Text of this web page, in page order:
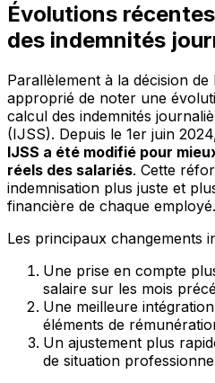
Évolutions
des indemnités
Parallèlement à la décision
approprié de noter une
calcul des indemnités
(IJSS). Depuis le 1er juin
IJSS a été modifié pour
réels des salariés. Cette
indemnisation plus juste et
financière de chaque employé.
Les principaux changements
Une prise en compte
salaire sur les mois
Une meilleure
éléments de
Un ajustement plus
de situation